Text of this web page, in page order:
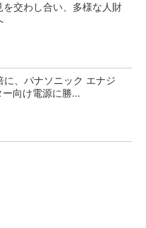
交わし合い、多様な人財
、パナソニック エナジ
向け電源に勝...